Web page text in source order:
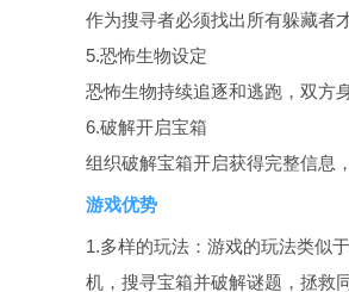
作为搜寻者必须找出所有躲藏者
5.恐怖生物设定
恐怖生物持续追逐和逃跑，双方
6.破解开启宝箱
组织破解宝箱开启获得完整信息
游戏优势
1.多样的玩法：游戏的玩法类似
机，搜寻宝箱并破解谜题，拯救同